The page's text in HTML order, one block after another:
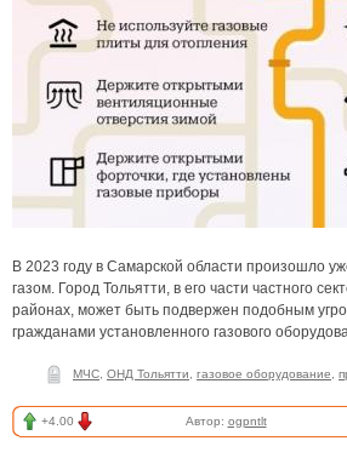
В 2023 году в Самарской области произошло
газом. Город Тольятти, в его части частного
районах, может быть подвержен подобным
гражданами установленного газового
МЧС ОНД Тольятти газовое оборудование
+4.00 Автор: ogpntlt